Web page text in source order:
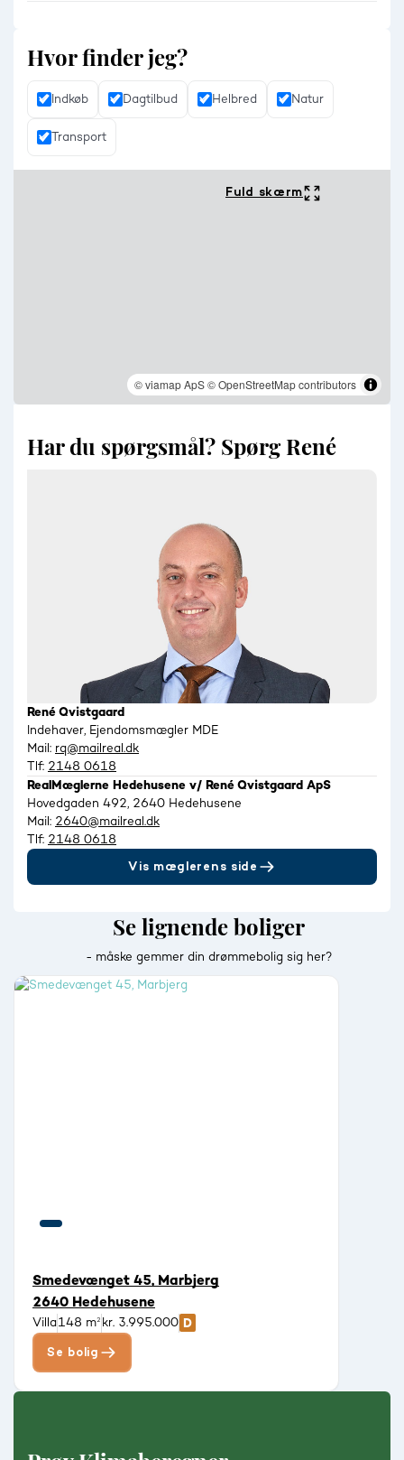
Hvor finder jeg?
Indkøb Dagtilbud Helbred Natur
Transport
Fuld skærm
© viamap ApS© OpenStreetMap contributors
Har du spørgsmål? Spørg René
René Qvistgaard
Indehaver, Ejendomsmægler MDE
Mail: rq@mailreal.dk
Tlf: 2148 0618
RealMæglerne Hedehusene v/ René Qvistgaard ApS
Hovedgaden 492, 2640 Hedehusene
Mail: 2640@mailreal.dk
Tlf: 2148 0618
Vis mæglerens side
Se lignende boliger
- måske gemmer din drømmebolig sig her?
Smedevænget 45, Marbjerg
2640 Hedehusene
Villa148 m² kr. 3.995.000
Se bolig